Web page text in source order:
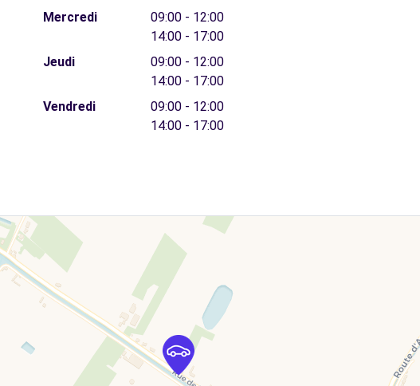
Mercredi
09:00 - 12:00
14:00 - 17:00
Jeudi
09:00 - 12:00
14:00 - 17:00
Vendredi
09:00 - 12:00
14:00 - 17:00